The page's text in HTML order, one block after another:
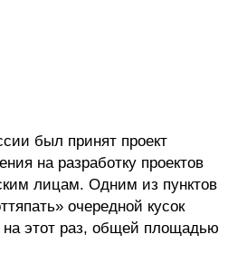
был принят проект
на разработку проектов
лицам. Одним из пунктов
очередной кусок
этот раз, общей площадью